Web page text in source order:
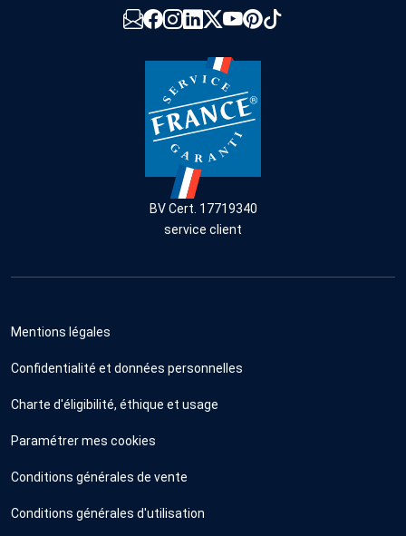
BV Cert. 17719340
service client
Mentions légales
Confidentialité et données personnelles
Charte d'éligibilité, éthique et usage
Paramétrer mes cookies
Conditions générales de vente
Conditions générales d'utilisation